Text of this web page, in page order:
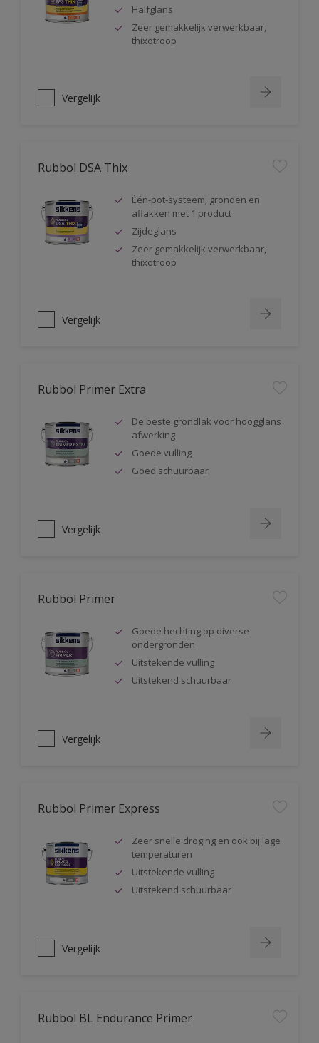
Halfglans
Zeer gemakkelijk verwerkbaar,
thixotroop
Vergelijk
Rubbol DSA Thix
Één-pot-systeem; gronden en
aflakken met 1 product
Zijdeglans
Zeer gemakkelijk verwerkbaar,
thixotroop
Vergelijk
Rubbol Primer Extra
De beste grondlak voor hoogglans
afwerking
Goede vulling
Goed schuurbaar
Vergelijk
Rubbol Primer
Goede hechting op diverse
ondergronden
Uitstekende vulling
Uitstekend schuurbaar
Vergelijk
Rubbol Primer Express
Zeer snelle droging en ook bij lage
temperaturen
Uitstekende vulling
Uitstekend schuurbaar
Vergelijk
Rubbol BL Endurance Primer